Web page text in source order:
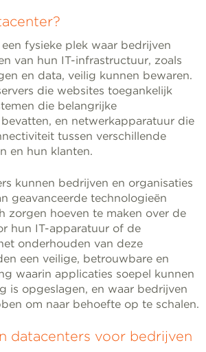
fysieke plek waar bedrijven
van hun IT-infrastructuur, zoals
en data, veilig kunnen bewaren.
die websites toegankelijk
die belangrijke
en netwerkapparatuur die
tussen verschillende
en hun klanten.
kunnen bedrijven en organisaties
geavanceerde technologieën
zorgen hoeven te maken over de
hun IT-apparatuur of de
onderhouden van deze
een veilige, betrouwbare en
waarin applicaties soepel kunnen
is opgeslagen, en waar bedrijven
om naar behoefte op te schalen.
datacenters voor bedrijven